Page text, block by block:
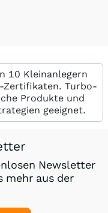
10 Kleinanlegern
Zertifikaten. Turbo-
Produkte und
geeignet.
Newsletter
mehr aus der